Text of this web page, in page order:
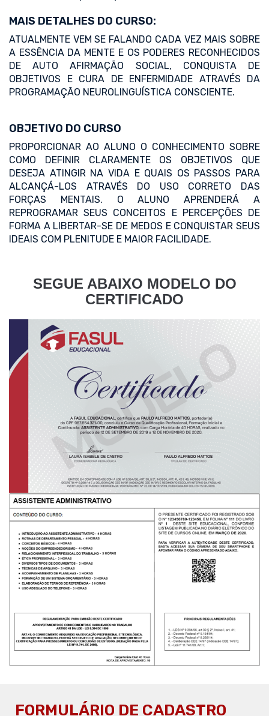
MAIS DETALHES DO CURSO:
ATUALMENTE VEM SE FALANDO CADA VEZ MAIS SOBRE
A ESSÊNCIA DA MENTE E OS PODERES RECONHECIDOS
DE AUTO AFIRMAÇÃO SOCIAL, CONQUISTA DE
OBJETIVOS E CURA DE ENFERMIDADE ATRAVÉS DA
PROGRAMAÇÃO NEUROLINGUÍSTICA CONSCIENTE.
OBJETIVO DO CURSO
PROPORCIONAR AO ALUNO O CONHECIMENTO SOBRE
COMO DEFINIR CLARAMENTE OS OBJETIVOS QUE
DESEJA ATINGIR NA VIDA E QUAIS OS PASSOS PARA
ALCANÇÁ-LOS ATRAVÉS DO USO CORRETO DAS
FORÇAS MENTAIS. O ALUNO APRENDERÁ A
REPROGRAMAR SEUS CONCEITOS E PERCEPÇÕES DE
FORMA A LIBERTAR-SE DE MEDOS E CONQUISTAR SEUS
IDEAIS COM PLENITUDE E MAIOR FACILIDADE.
SEGUE ABAIXO MODELO DO
CERTIFICADO
FORMULÁRIO DE CADASTRO